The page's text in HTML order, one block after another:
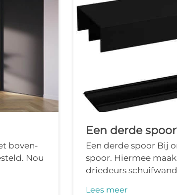
boven-
Nou
Een derde
Een derde spoor Bij
spoor. Hiermee
driedeurs
Lees meer